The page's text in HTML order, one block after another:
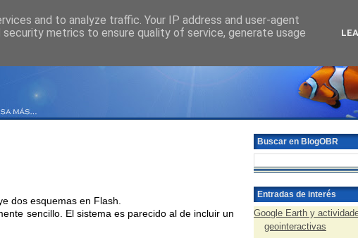
dos esquemas en Flash.
sencillo. El sistema es parecido al de incluir un
Buscar en BlogOBR
Entradas de interés
Google Earth y
geointeractivas
and to analyze traffic. Your IP address and user-agent
metrics to ensure quality of service, generate usage